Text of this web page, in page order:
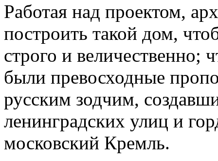
Работая над проектом,
построить такой дом,
строго и
были превосходные
русским зодчим,
ленинградских улиц и
московский Кремль.